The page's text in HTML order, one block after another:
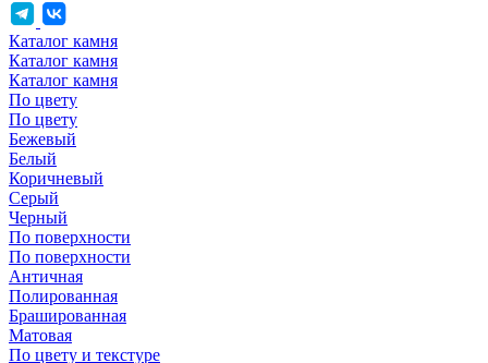
Каталог камня
Каталог камня
Каталог камня
По цвету
По цвету
Бежевый
Белый
Коричневый
Серый
Черный
По поверхности
По поверхности
Античная
Полированная
Брашированная
Матовая
По цвету и текстуре